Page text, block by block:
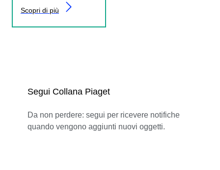
Scopri di più
Segui Collana Piaget
Da non perdere: segui per ricevere notifiche
quando vengono aggiunti nuovi oggetti.